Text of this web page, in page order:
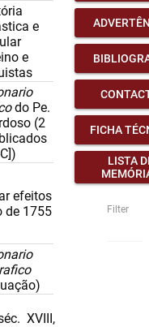
e
e
do Pe.
(2
efeitos
de 1755
XVIII,
FICHA
LISTA
Filter